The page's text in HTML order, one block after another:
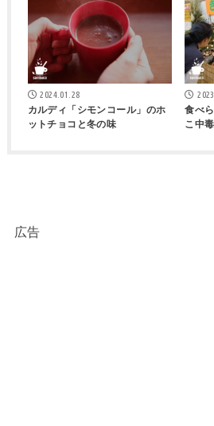
2024.01.28
カルディ「シモンコール」のホ
ットチョコと冬の味
食べ
こ中
広告